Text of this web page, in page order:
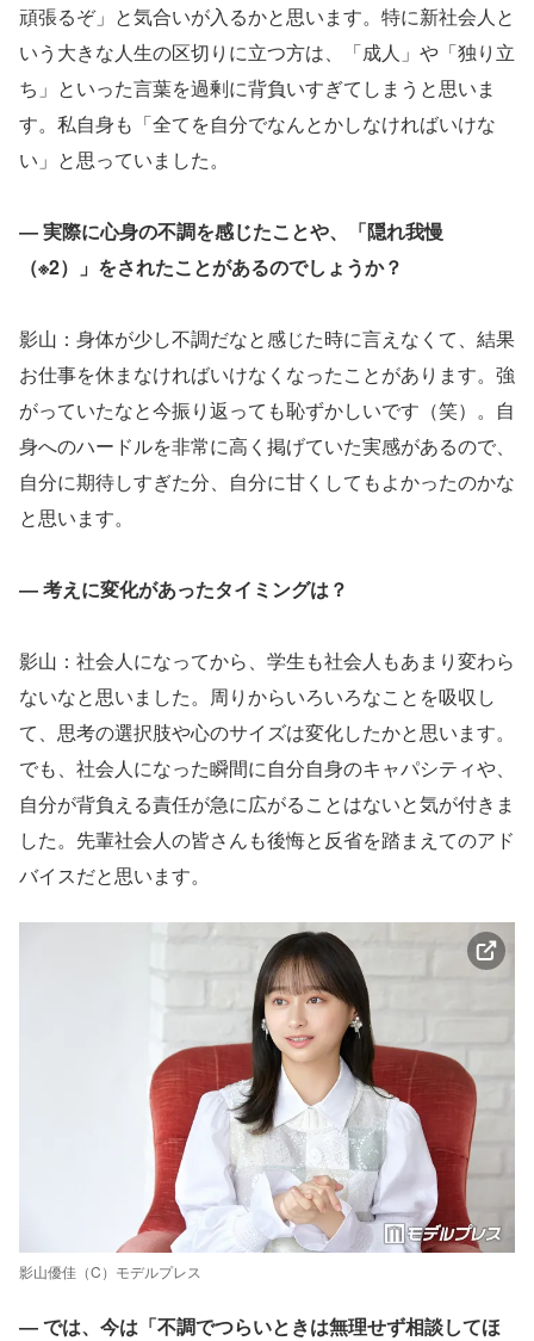
頑張るぞ」と気合いが入るかと思います。特に新社会人と
いう大きな人生の区切りに立つ方は、「成人」や「独り立
ち」といった言葉を過剰に背負いすぎてしまうと思いま
す。私自身も「全てを自分でなんとかしなければいけな
い」と思っていました。
― 実際に心身の不調を感じたことや、「隠れ我慢
（※2）」をされたことがあるのでしょうか？
影山：身体が少し不調だなと感じた時に言えなくて、結果
お仕事を休まなければいけなくなったことがあります。強
がっていたなと今振り返っても恥ずかしいです（笑）。自
身へのハードルを非常に高く掲げていた実感があるので、
自分に期待しすぎた分、自分に甘くしてもよかったのかな
と思います。
― 考えに変化があったタイミングは？
影山：社会人になってから、学生も社会人もあまり変わら
ないなと思いました。周りからいろいろなことを吸収し
て、思考の選択肢や心のサイズは変化したかと思います。
でも、社会人になった瞬間に自分自身のキャパシティや、
自分が背負える責任が急に広がることはないと気が付きま
した。先輩社会人の皆さんも後悔と反省を踏まえてのアド
バイスだと思います。
影山優佳（C）モデルプレス
― では、今は「不調でつらいときは無理せず相談してほ